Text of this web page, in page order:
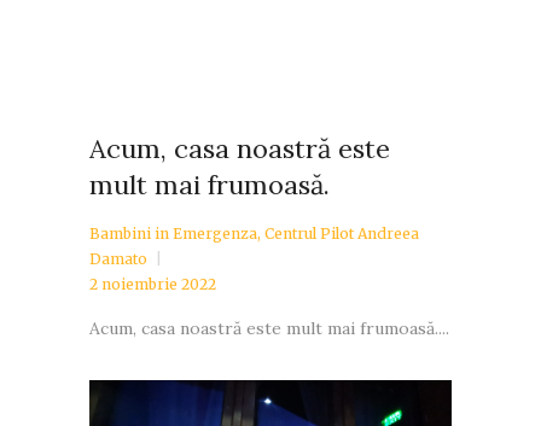
Acum, casa noastră este
mult mai frumoasă.
Bambini in Emergenza, Centrul Pilot Andreea
Damato
2 noiembrie 2022
Acum, casa noastră este mult mai frumoasă....